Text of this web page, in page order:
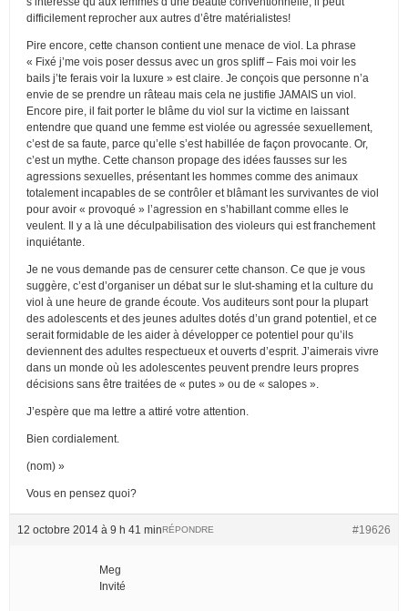
difficilement reprocher aux autres d’être matérialistes!
Pire encore, cette chanson contient une menace de viol. La phrase
« Fixé j’me vois poser dessus avec un gros spliff – Fais moi voir les
bails j’te ferais voir la luxure » est claire. Je conçois que personne n’a
envie de se prendre un râteau mais cela ne justifie JAMAIS un viol.
Encore pire, il fait porter le blâme du viol sur la victime en laissant
entendre que quand une femme est violée ou agressée sexuellement,
c’est de sa faute, parce qu’elle s’est habillée de façon provocante. Or,
c’est un mythe. Cette chanson propage des idées fausses sur les
agressions sexuelles, présentant les hommes comme des animaux
totalement incapables de se contrôler et blâmant les survivantes de viol
pour avoir « provoqué » l’agression en s’habillant comme elles le
veulent. Il y a là une déculpabilisation des violeurs qui est franchement
inquiétante.
Je ne vous demande pas de censurer cette chanson. Ce que je vous
suggère, c’est d’organiser un débat sur le slut-shaming et la culture du
viol à une heure de grande écoute. Vos auditeurs sont pour la plupart
des adolescents et des jeunes adultes dotés d’un grand potentiel, et ce
serait formidable de les aider à développer ce potentiel pour qu’ils
deviennent des adultes respectueux et ouverts d’esprit. J’aimerais vivre
dans un monde où les adolescentes peuvent prendre leurs propres
décisions sans être traitées de « putes » ou de « salopes ».
J’espère que ma lettre a attiré votre attention.
Bien cordialement.
(nom) »
Vous en pensez quoi?
12 octobre 2014 à 9 h 41 min #19626
RÉPONDRE
Meg
Invité